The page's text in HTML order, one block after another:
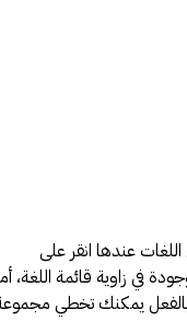
عندها انقر على
في زاوية قائمة اللغة،
بالفعل يمكنك تخطي